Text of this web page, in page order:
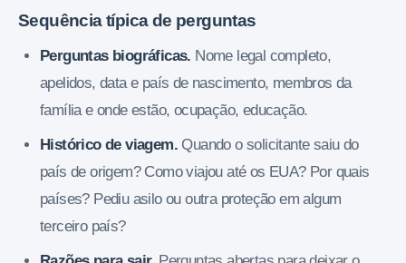
Sequência típica de perguntas
Perguntas biográficas. Nome legal completo,
apelidos, data e país de nascimento, membros da
família e onde estão, ocupação, educação.
Histórico de viagem. Quando o solicitante saiu do
país de origem? Como viajou até os EUA? Por quais
países? Pediu asilo ou outra proteção em algum
terceiro país?